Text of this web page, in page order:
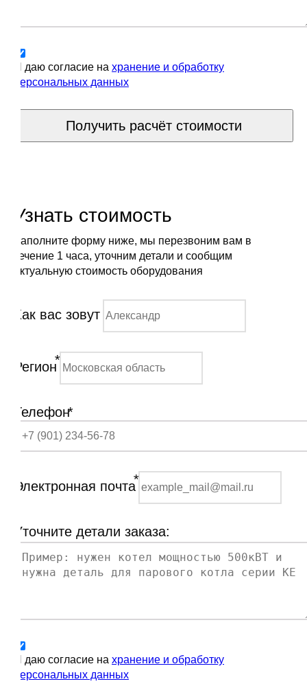
Я даю согласие на хранение и обработку
персональных данных
Получить расчёт стоимости
Узнать стоимость
Заполните форму ниже, мы перезвоним вам в
течение 1 часа, уточним детали и сообщим
актуальную стоимость оборудования
Как вас зовут
Регион*
Телефон*
Электронная почта*
Уточните детали заказа:
Я даю согласие на хранение и обработку
персональных данных